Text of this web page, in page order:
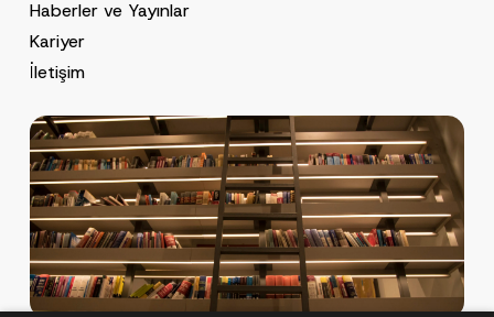
Haberler ve Yayınlar
Kariyer
İletişim